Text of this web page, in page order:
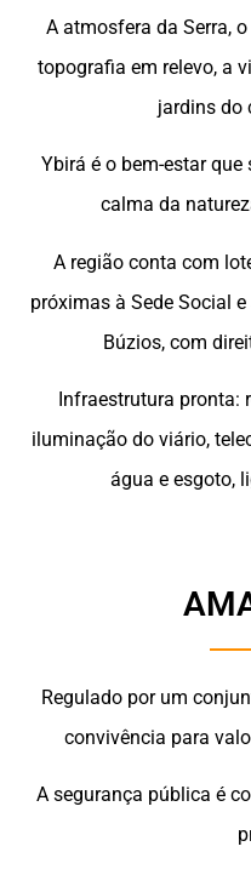
A atmosfera da Serra,
topografia em relevo, a
jardins do
Ybirá é o bem-estar
calma da
A região conta com
próximas à Sede Social
Búzios, com
Infraestrutura pronta:
iluminação do viário,
água e esgoto,
Regulado por um
convivência para
A segurança pública é